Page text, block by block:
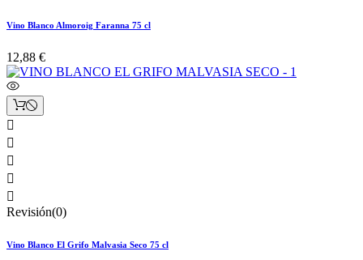
Vino Blanco Almoroig Faranna 75 cl
12,88 €





Revisión(0)
Vino Blanco El Grifo Malvasia Seco 75 cl